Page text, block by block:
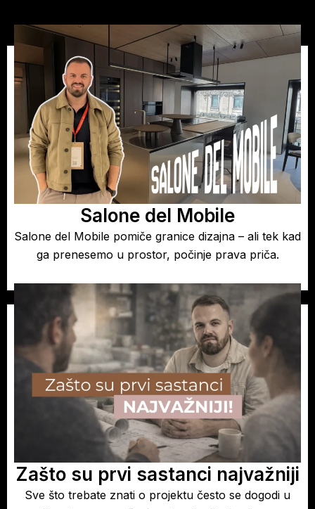
Salone del Mobile
Salone del Mobile pomiče granice dizajna – ali tek kad
ga prenesemo u prostor, počinje prava priča.
Zašto su prvi sastanci najvažniji
Sve što trebate znati o projektu često se dogodi u